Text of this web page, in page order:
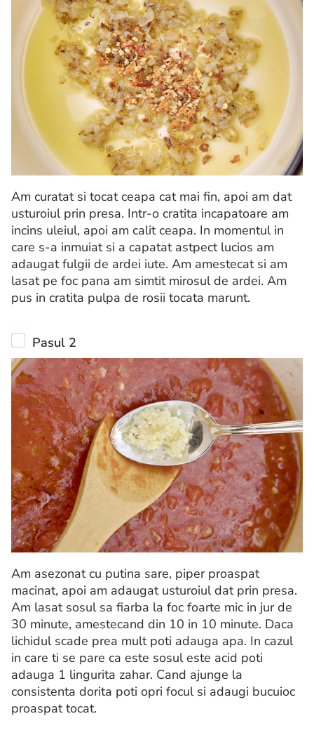
Am curatat si tocat ceapa cat mai fin, apoi am dat
usturoiul prin presa. Intr-o cratita incapatoare am
incins uleiul, apoi am calit ceapa. In momentul in
care s-a inmuiat si a capatat astpect lucios am
adaugat fulgii de ardei iute. Am amestecat si am
lasat pe foc pana am simtit mirosul de ardei. Am
pus in cratita pulpa de rosii tocata marunt.
Pasul 2
Am asezonat cu putina sare, piper proaspat
macinat, apoi am adaugat usturoiul dat prin presa.
Am lasat sosul sa fiarba la foc foarte mic in jur de
30 minute, amestecand din 10 in 10 minute. Daca
lichidul scade prea mult poti adauga apa. In cazul
in care ti se pare ca este sosul este acid poti
adauga 1 lingurita zahar. Cand ajunge la
consistenta dorita poti opri focul si adaugi bucuioc
proaspat tocat.